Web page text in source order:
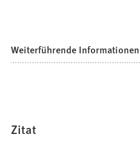
Weiterführende Informationen
Zitat